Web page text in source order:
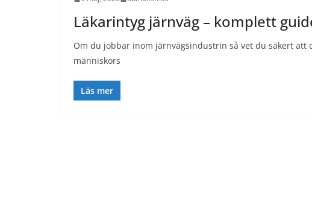
Läkarintyg järnväg – komplett
Om du jobbar inom järnvägsindustrin så vet du säkert
människors
Läs mer